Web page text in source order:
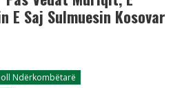
E Saj Sulmuesin Kosovar
Ndërkombëtarë